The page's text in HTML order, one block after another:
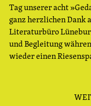
Tag unserer acht
ganz herzlichen Dank
Literaturbüro
und Begleitung
wieder einen